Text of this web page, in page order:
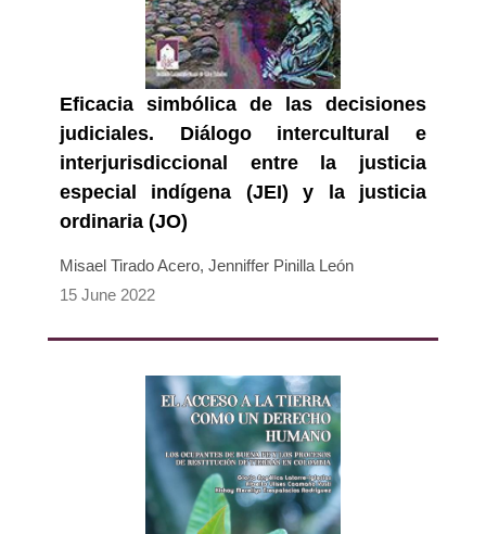
Eficacia simbólica de las decisiones
judiciales. Diálogo intercultural e
interjurisdiccional entre la justicia
especial indígena (JEI) y la justicia
ordinaria (JO)
Misael Tirado Acero, Jenniffer Pinilla León
15 June 2022